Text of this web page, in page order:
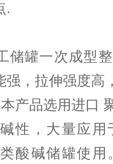
.
储罐一次成型
强，拉伸强度高
产品选用进口
性，大量应
酸碱储罐使用